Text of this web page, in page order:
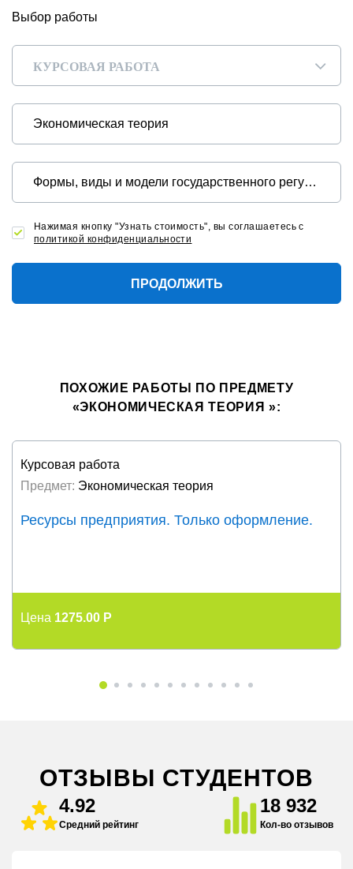
Выбор работы
КУРСОВАЯ РАБОТА ▾
Нажимая кнопку "Узнать стоимость", вы соглашаетесь с
политикой конфиденциальности
ПРОДОЛЖИТЬ
ПОХОЖИЕ РАБОТЫ ПО ПРЕДМЕТУ
«ЭКОНОМИЧЕСКАЯ ТЕОРИЯ »:
Курсовая работа
Предмет: Экономическая теория
Ресурсы предприятия. Только оформление.
Цена 1275.00 P
ОТЗЫВЫ СТУДЕНТОВ
4.92
Средний рейтинг
18 932
Кол-во отзывов